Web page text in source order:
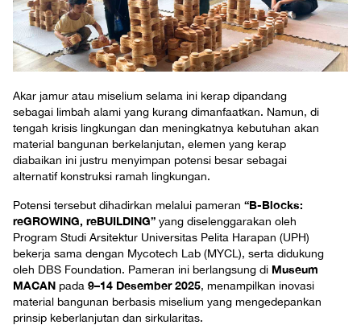
Akar jamur atau miselium selama ini kerap dipandang
sebagai limbah alami yang kurang dimanfaatkan. Namun, di
tengah krisis lingkungan dan meningkatnya kebutuhan akan
material bangunan berkelanjutan, elemen yang kerap
diabaikan ini justru menyimpan potensi besar sebagai
alternatif konstruksi ramah lingkungan.
Potensi tersebut dihadirkan melalui pameran “B-Blocks:
reGROWING, reBUILDING” yang diselenggarakan oleh
Program Studi Arsitektur Universitas Pelita Harapan (UPH)
bekerja sama dengan Mycotech Lab (MYCL), serta didukung
oleh DBS Foundation. Pameran ini berlangsung di Museum
MACAN pada 9–14 Desember 2025, menampilkan inovasi
material bangunan berbasis miselium yang mengedepankan
prinsip keberlanjutan dan sirkularitas.